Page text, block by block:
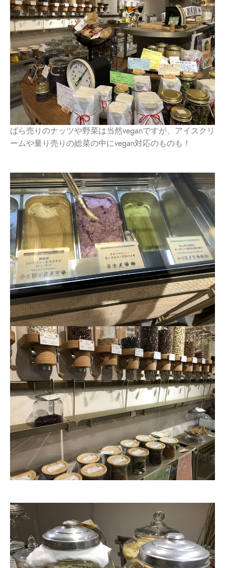
ばら売りのナッツや野菜は当然veganですが、アイスクリ
ームや量り売りの総菜の中にvegan対応のものも！